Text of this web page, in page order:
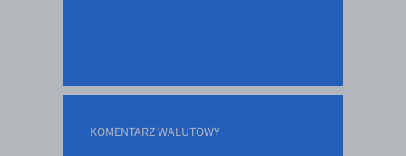
KOMENTARZ WALUTOWY